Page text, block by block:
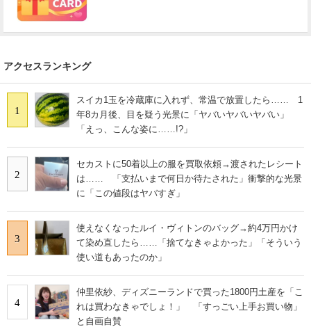
アクセスランキング
1
スイカ1玉を冷蔵庫に入れず、常温で放置したら…… 1
年8カ月後、目を疑う光景に「ヤバいヤバいヤバい」
「えっ、こんな姿に……!?」
2
セカストに50着以上の服を買取依頼→渡されたレシート
は…… 「支払いまで何日か待たされた」衝撃的な光景
に「この値段はヤバすぎ」
3
使えなくなったルイ・ヴィトンのバッグ→約4万円かけ
て染め直したら……「捨てなきゃよかった」「そういう
使い道もあったのか」
4
仲里依紗、ディズニーランドで買った1800円土産を「こ
れは買わなきゃでしょ！」 「すっごい上手お買い物」
と自画自賛